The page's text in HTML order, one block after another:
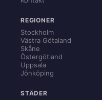
REGIONER
Stockholm
Västra Götaland
Skåne
Östergötland
Uppsala
Jönköping
STÄDER